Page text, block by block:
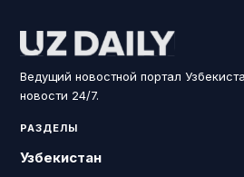
Ведущий новостной портал
новости 24/7.
РАЗДЕЛЫ
Узбекистан